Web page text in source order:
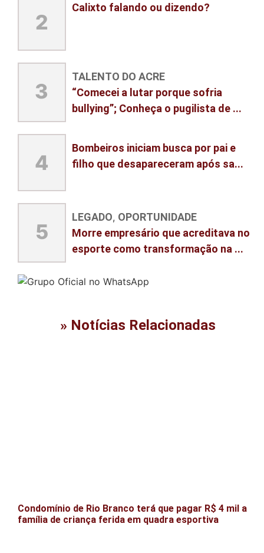
2
Calixto falando ou dizendo?
3
TALENTO DO ACRE
“Comecei a lutar porque sofria
bullying”; Conheça o pugilista de ...
4
Bombeiros iniciam busca por pai e
filho que desapareceram após sa...
5
LEGADO, OPORTUNIDADE
Morre empresário que acreditava no
esporte como transformação na ...
» Notícias Relacionadas
Condomínio de Rio Branco terá que pagar R$ 4 mil a
família de criança ferida em quadra esportiva